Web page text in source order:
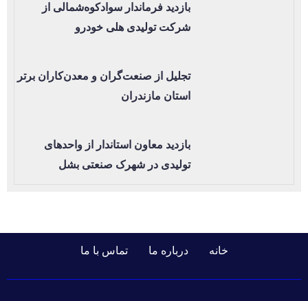
بازدید فرماندار سوادکوه‌شمالی از
شرکت تولیدی هلی خودرو
تجلیل از صنعت‌گران و معدن‌کاران برتر
استان مازندران
بازدید معاون استاندار از واحدهای
تولیدی در شهرک صنعتی بشل
خانه درباره ما تماس با ما